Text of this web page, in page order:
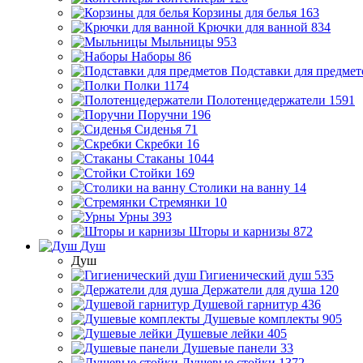
Корзины для белья 163
Крючки для ванной 834
Мыльницы 953
Наборы 86
Подставки для
Полки 1174
Полотенцедержатели 1591
Поручни 196
Сиденья 71
Скребки 16
Стаканы 1044
Стойки 169
Столики на ванну 14
Стремянки 10
Урны 393
Шторы и карнизы 872
Душ
Душ
Гигиенический душ 535
Держатели для душа 120
Душевой гарнитур 436
Душевые комплекты 905
Душевые лейки 405
Душевые панели 33